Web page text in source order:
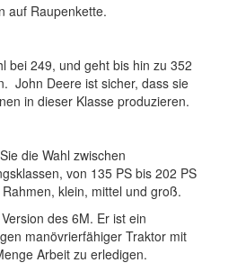
auf Raupenkette.
bei 249, und geht bis hin zu 352
John Deere ist sicher, dass sie
in dieser Klasse produzieren.
die Wahl zwischen
von 135 PS bis 202 PS
klein, mittel und groß.
des 6M. Er ist ein
manövrierfähiger Traktor mit
Arbeit zu erledigen.